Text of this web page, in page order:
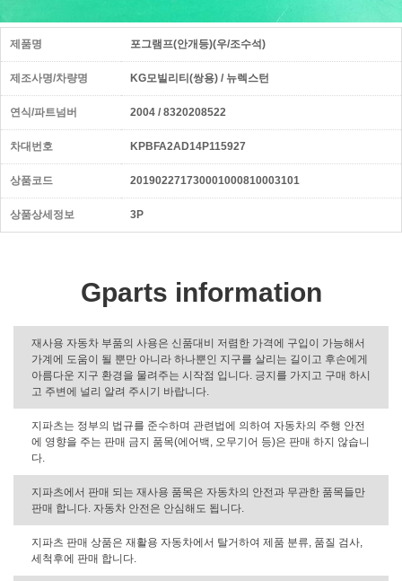
제품명 포그램프(안개등)(우/조수석)
제조사명/차량명 KG모빌리티(쌍용) / 뉴렉스턴
연식/파트넘버 2004 / 8320208522
차대번호 KPBFA2AD14P115927
상품코드 201902271730001000810003101
상품상세정보 3P
Gparts information
재사용 자동차 부품의 사용은 신품대비 저렴한 가격에 구입이 가능해서
가계에 도움이 될 뿐만 아니라 하나뿐인 지구를 살리는 길이고 후손에게
아름다운 지구 환경을 물려주는 시작점 입니다. 긍지를 가지고 구매 하시
고 주변에 널리 알려 주시기 바랍니다.
지파츠는 정부의 법규를 준수하며 관련법에 의하여 자동차의 주행 안전
에 영향을 주는 판매 금지 품목(에어백, 오무기어 등)은 판매 하지 않습니
다.
지파츠에서 판매 되는 재사용 품목은 자동차의 안전과 무관한 품목들만
판매 합니다. 자동차 안전은 안심해도 됩니다.
지파츠 판매 상품은 재활용 자동차에서 탈거하여 제품 분류, 품질 검사,
세척후에 판매 합니다.